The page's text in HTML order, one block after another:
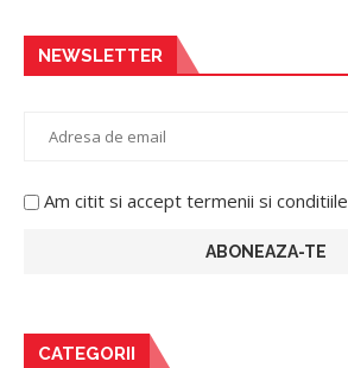
NEWSLETTER
Am citit si accept termenii si conditiile
CATEGORII